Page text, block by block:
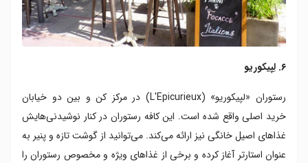
۶. لِپیکوریو
رستوران «لپیکوریو» (L'Epicurieux) در مرکز کن و بین دو خیابان
خرید اصلی واقع شده است. این کافه رستوران در کنار نوشیدنی‌هایش
غذاهای اصیل خانگی نیز ارائه می‌کند. می‌توانید از گوشت تازه و پنیر به
عنوان استارتر آغاز کرده و برخی از غذاهای ویژه و مخصوص رستوران را